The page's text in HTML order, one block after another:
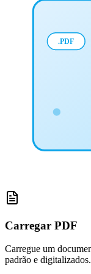
.PDF
Carregar PDF
Carregue um
padrão e digitalizados.